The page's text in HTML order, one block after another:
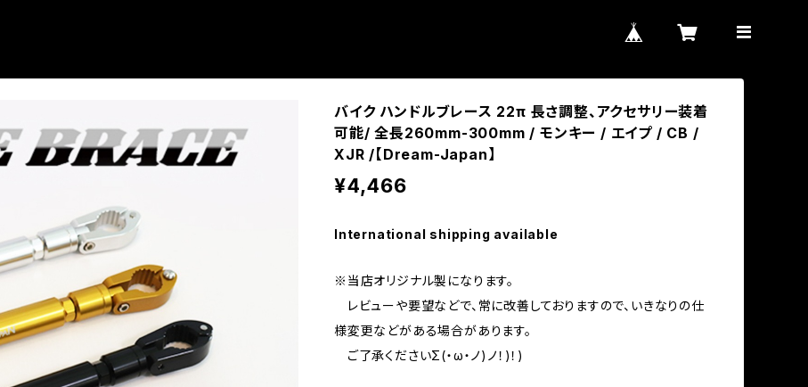
バイク ハンドルブレース 22π 長さ調整、アクセサリー装着
可能/ 全長260mm-300mm / モンキー / エイプ / CB /
XJR /【Dream-Japan】
¥4,466
International shipping available
※当店オリジナル製になります。
レビューや要望などで、常に改善しておりますので、いきなりの仕
様変更などがある場合があります。
ご了承くださいΣ(・ω・ノ)ノ！)！)